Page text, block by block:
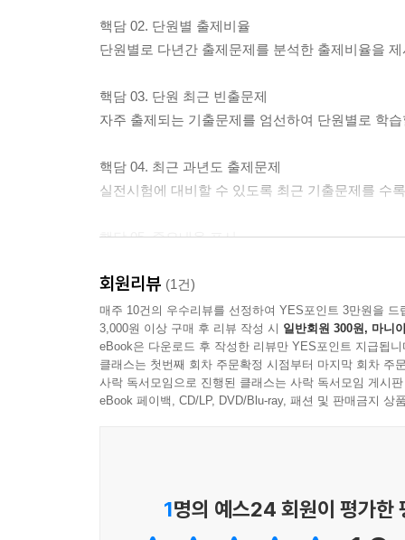
- 단원 최근 빈출문제
기출개념01 유도 전동기의 원리와 구조
기출개념02 유도 전동기의 특성
기출개념04 유도 전동기의 손실과 효율
기출개념05 하일랜드 원선도
기출개념07 특수 농형 유도 전동기
기출개념09 특수 유도기(유도 전압 조정기)
- 단원 최근 빈출문제
CHAPTER 05 정류기
기출개념01 회전 변류기
기출개념02 수은 정류기
- 단원 최근 빈출문제
핵담 02. 단원별 출제비율
단원별로 다년간 출제문제를 분석한 출제비율을
핵담 03. 단원 최근 빈출문제
자주 출제되는 기출문제를 엄선하여 단원별로 학
핵담 04. 최근 과년도 출제문제
실전시험에 대비할 수 있도록 최근 기출문제를 수
핵담 05. 중요내용 표시
핵담 06. 시험 직전 한눈에 보는 암기노트
시험 직전 한눈에 볼 수 있도록 암기노트를 수록
핵담 07. 시험 직전 한눈에 보는 암기노트 무료 동
저자의 노하우가 담긴 암기노트 동영상강의를 무
회원리뷰 (1건)
매주 10건의 우수리뷰를 선정하여 YES포인트 3만원을 드
3,000원 이상 구매 후 리뷰 작성 시 일반회원 300원, 마니
eBook은 다운로드 후 작성한 리뷰만 YES포인트 지급됩니
클래스는 첫번째 회차 주문확정 시점부터 마지막 회차 주
사락 독서모임으로 진행된 클래스는 사락 독서모임 게시
eBook 페이백, CD/LP, DVD/Blu-ray, 패션 및 판매금지 상
1명의 예스24 회원이 평가한